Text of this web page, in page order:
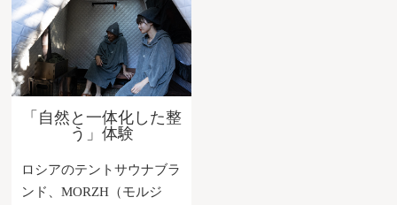
「⾃然と⼀体化した整
う」体験
ロシアのテントサウナブラ
ンド、MORZH（モルジ